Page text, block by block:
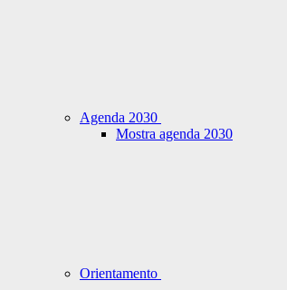
Agenda 2030
Mostra agenda 2030
Orientamento